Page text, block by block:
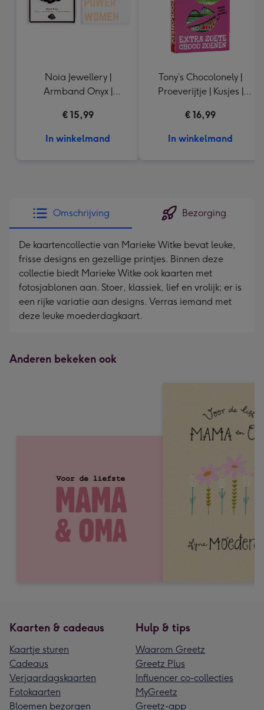
Noia Jewellery |
Armband Onyx |
€ 15,99
In winkelmand
Tony’s Chocolonely |
Proeverijtje | Kusjes |
€ 16,99
In winkelmand
Omschrijving Bezorging
De kaartencollectie van Marieke Witke bevat leuke,
frisse designs en gezellige printjes. Binnen deze
collectie biedt Marieke Witke ook kaarten met
fotosjablonen aan. Stoer, klassiek, lief en vrolijk; er is
een rijke variatie aan designs. Verras iemand met
deze leuke moederdagkaart.
Anderen bekeken ook
Kaarten & cadeaus
Kaartje sturen
Cadeaus
Verjaardagskaarten
Fotokaarten
Bloemen bezorgen
Hulp & tips
Waarom Greetz
Greetz Plus
Influencer co-collecties
MyGreetz
Greetz-app